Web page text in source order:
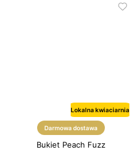
Lokalna kwiaciarnia
Darmowa dostawa
Bukiet Peach Fuzz